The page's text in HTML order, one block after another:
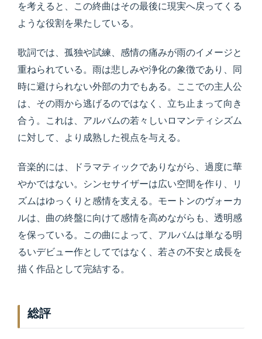
を考えると、この終曲はその最後に現実へ戻ってくる
ような役割を果たしている。
歌詞では、孤独や試練、感情の痛みが雨のイメージと
重ねられている。雨は悲しみや浄化の象徴であり、同
時に避けられない外部の力でもある。ここでの主人公
は、その雨から逃げるのではなく、立ち止まって向き
合う。これは、アルバムの若々しいロマンティシズム
に対して、より成熟した視点を与える。
音楽的には、ドラマティックでありながら、過度に華
やかではない。シンセサイザーは広い空間を作り、リ
ズムはゆっくりと感情を支える。モートンのヴォーカ
ルは、曲の終盤に向けて感情を高めながらも、透明感
を保っている。この曲によって、アルバムは単なる明
るいデビュー作としてではなく、若さの不安と成長を
描く作品として完結する。
総評